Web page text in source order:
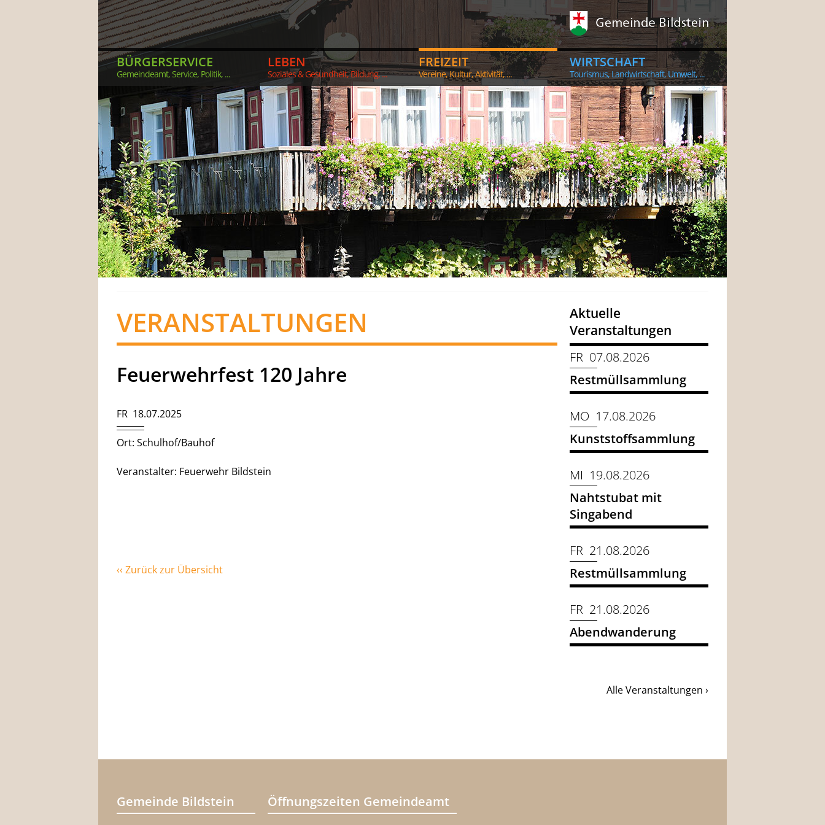
BÜRGERSERVICE
Gemeindeamt, Service, Politik, ...
LEBEN
Soziales & Gesundheit, Bildung, ...
FREIZEIT
Vereine, Kultur, Aktivität, ...
WIRTSCHAFT
Tourismus, Landwirtschaft, Umwelt, ...
VERANSTALTUNGEN
Feuerwehrfest 120 Jahre
FR 18.07.2025
Ort: Schulhof/Bauhof
Veranstalter: Feuerwehr Bildstein
‹‹ Zurück zur Übersicht
Aktuelle
Veranstaltungen
FR 07.08.2026
Restmüllsammlung
MO 17.08.2026
Kunststoffsammlung
MI 19.08.2026
Nahtstubat mit
Singabend
FR 21.08.2026
Restmüllsammlung
FR 21.08.2026
Abendwanderung
Alle Veranstaltungen ›
Gemeinde Bildstein Öffnungszeiten Gemeindeamt